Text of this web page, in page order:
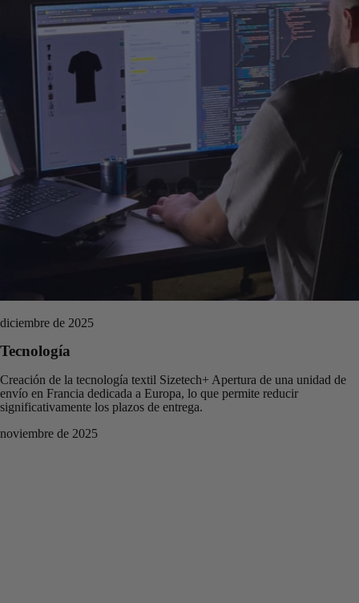
diciembre de 2025
Tecnología
Creación de la tecnología textil Sizetech+ Apertura de una unidad de
envío en Francia dedicada a Europa, lo que permite reducir
significativamente los plazos de entrega.
noviembre de 2025